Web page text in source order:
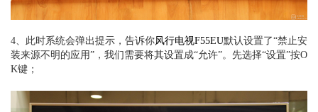
4、此时系统会弹出提示，告诉你风行电视F55EU默认设置了“禁止安
装来源不明的应用”，我们需要将其设置成“允许”。先选择“设置”按O
K键；